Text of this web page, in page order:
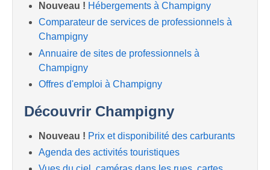
Nouveau ! Hébergements à Champigny
Comparateur de services de professionnels à
Champigny
Annuaire de sites de professionnels à
Champigny
Offres d'emploi à Champigny
Découvrir Champigny
Nouveau ! Prix et disponibilité des carburants
Agenda des activités touristiques